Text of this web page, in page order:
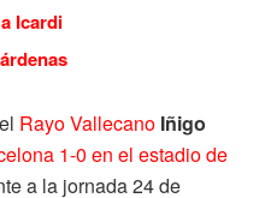
Icardi
Rayo Vallecano Iñigo
1-0 en el estadio de
a la jornada 24 de